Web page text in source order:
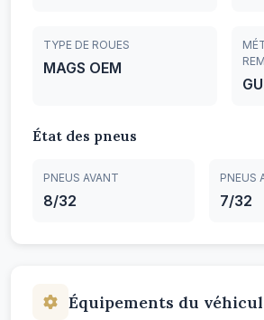
TYPE DE ROUES
MAGS OEM
État des pneus
PNEUS AVANT
8/32
PNEUS
7/32
Équipements du